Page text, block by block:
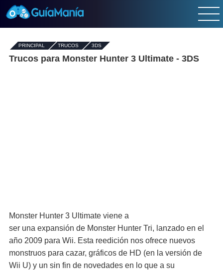
PRINCIPAL - TRUCOS- 3DS
Trucos para Monster Hunter 3 Ultimate - 3DS
Monster Hunter 3 Ultimate viene a
ser una expansión de Monster Hunter Tri, lanzado en el
año 2009 para Wii. Esta reedición nos ofrece nuevos
monstruos para cazar, gráficos de HD (en la versión de
Wii U) y un sin fin de novedades en lo que a su